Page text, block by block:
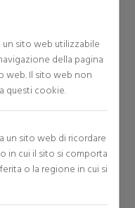
sito web utilizzabile
della pagina
web. Il sito web non
questi cookie.
sito web di ricordare
in cui il sito si comporta
o la regione in cui si